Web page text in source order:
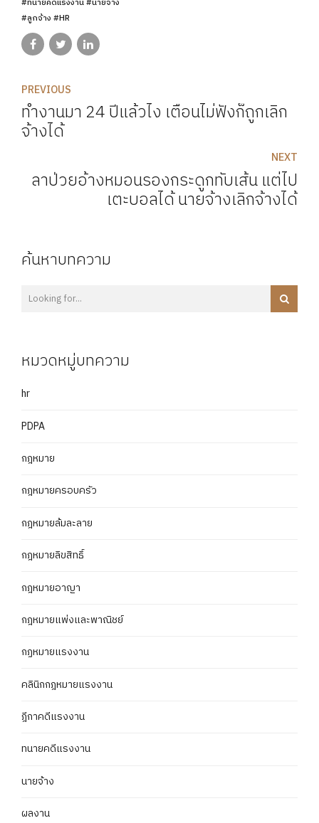
#ลูกจ้าง #HR
PREVIOUS
ทำงานมา 24 ปีแล้วไง เตือนไม่ฟังก็ถูกเลิก
จ้างได้
NEXT
ลาป่วยอ้างหมอนรองกระดูกทับเส้น แต่ไป
เตะบอลได้ นายจ้างเลิกจ้างได้
ค้นหาบทความ
หมวดหมู่บทความ
hr
PDPA
กฎหมาย
กฎหมายครอบครัว
กฎหมายล้มละลาย
กฎหมายลิขสิทธิ์
กฎหมายอาญา
กฎหมายแพ่งและพาณิชย์
กฏหมายแรงงาน
คลินิกกฎหมายแรงงาน
ฎีกาคดีแรงงาน
ทนายคดีแรงงาน
นายจ้าง
ผลงาน